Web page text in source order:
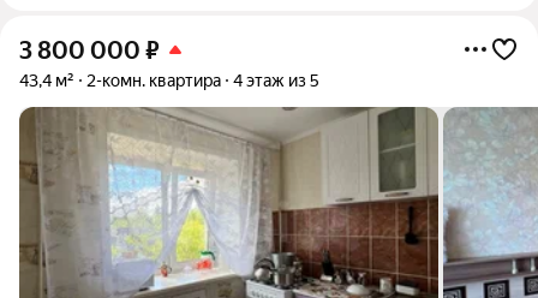
3 800 000 ₽
43,4 м² 2-комн. квартира 4 этаж из 5